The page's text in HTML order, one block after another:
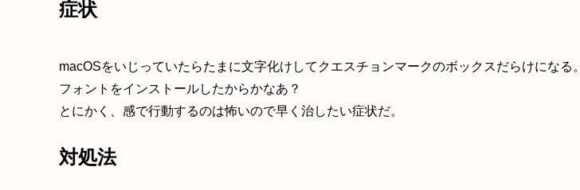
症状
macOSをいじっていたらたまに文字化けしてクエスチョンマークのボックスだらけになる。
フォントをインストールしたからかなあ？
とにかく、感で行動するのは怖いので早く治したい症状だ。
対処法